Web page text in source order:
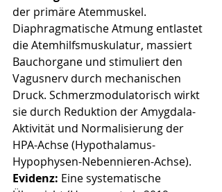
der primäre Atemmuskel.
Diaphragmatische Atmung entlastet
die Atemhilfsmuskulatur, massiert
Bauchorgane und stimuliert den
Vagusnerv durch mechanischen
Druck. Schmerzmodulatorisch wirkt
sie durch Reduktion der Amygdala-
Aktivität und Normalisierung der
HPA-Achse (Hypothalamus-
Hypophysen-Nebennieren-Achse).
Evidenz: Eine systematische